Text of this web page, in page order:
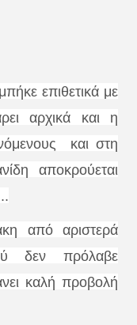
επιθετικά με
αρχικά και η
και στη
αποκρούεται
από αριστερά
δεν πρόλαβε
καλή προβολή